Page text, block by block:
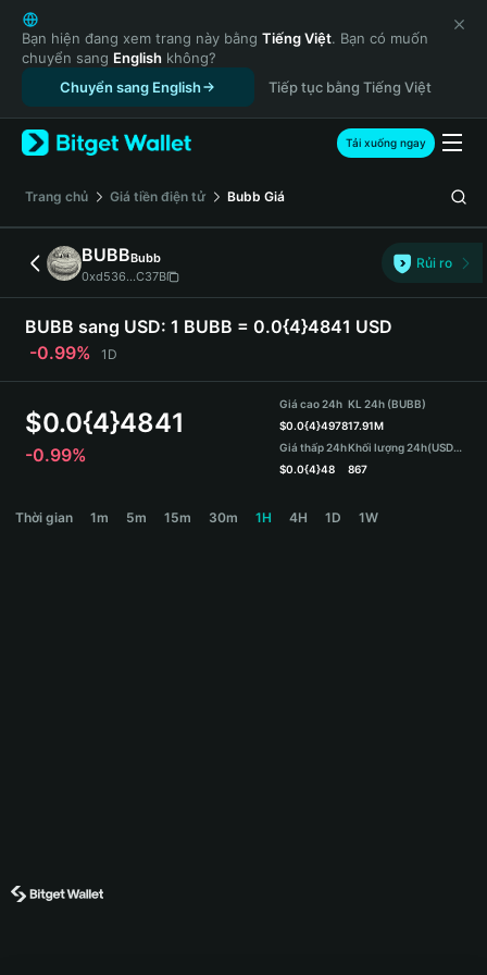
English
日本語
Tiếng Việt
Русский
Español (Latinoamérica)
Türkçe
Français
Deutsch
简体中文
繁體中文
Português (Portugal)
Bahasa Indonesia
ภาษาไทย
हिन्दी
Español
Português (Brasil)
Bạn hiện đang xem trang này bằng Tiếng Việt. Bạn có muốn
chuyển sang English không?
Chuyển sang English
Tiếp tục bằng Tiếng Việt
Tải xuống ngay
‌Trang chủ Giá tiền điện tử Bubb Giá
BUBBBubb
0xd536...C37B
Rủi ro
BUBB sang USD: 1 BUBB = 0.0{4}4841 USD
-0.99%
1D
$0.0{4}4841
-0.99%
Giá cao 24h
$0.0{4}4978
Giá thấp 24h
$0.0{4}48
KL 24h (BUBB)
17.91M
Khối lượng 24h(USDT)
867
Thời gian 1m 5m 15m 30m 1H 4H 1D 1W